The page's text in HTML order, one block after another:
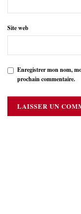
Site web
Enregistrer mon nom,
prochain commentaire.